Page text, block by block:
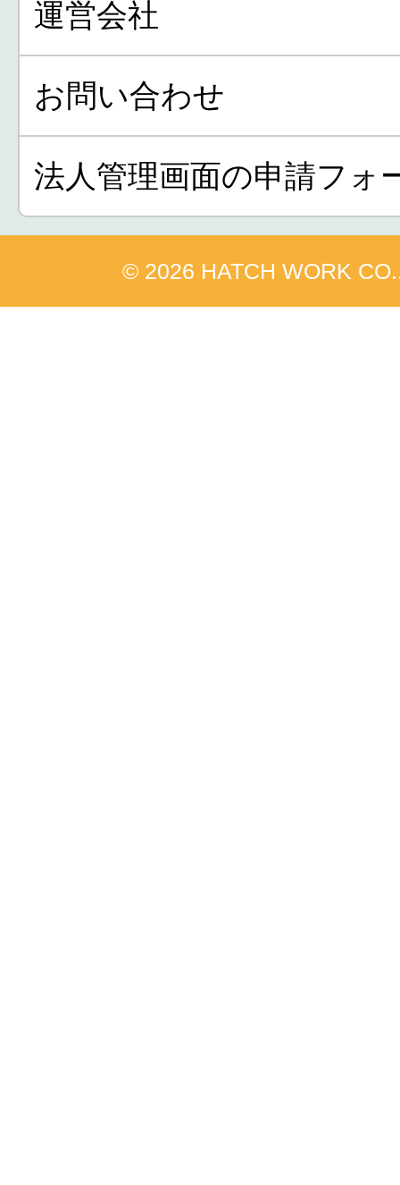
運営会社
お問い合わせ
法人管理画面の申請フォ
© 2026 HATCH WORK